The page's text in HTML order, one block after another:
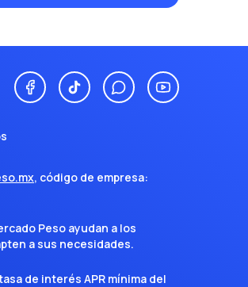
, código de empresa:
Peso ayudan a los
a sus necesidades.
de interés APR mínima del